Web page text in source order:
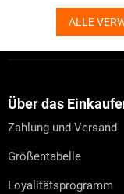
ALLE
Über das
Zahlung und Versand
Größentabelle
Loyalitätsprogramm